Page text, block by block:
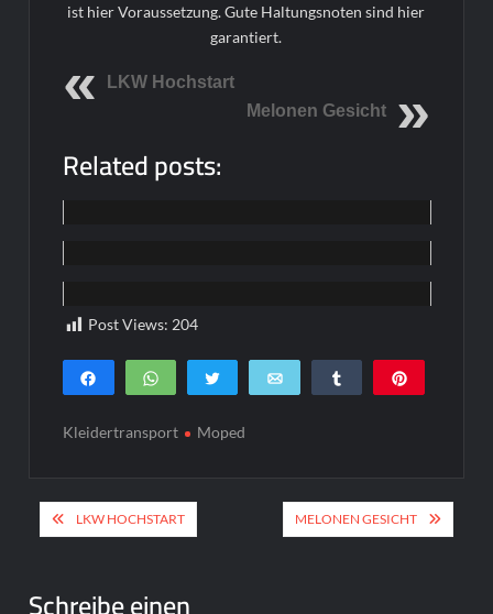
ist hier Voraussetzung. Gute Haltungsnoten sind hier
garantiert.
LKW Hochstart
Melonen Gesicht
Related posts:
Post Views: 204
Teilen WhatsApp Twittern E-Mail Teilen
SHARES
Kleidertransport Moped
Beitragsnavigation
LKW HOCHSTART MELONEN GESICHT